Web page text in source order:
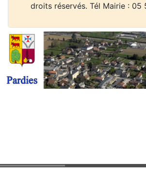
droits réservés. Tél Mairie : 05